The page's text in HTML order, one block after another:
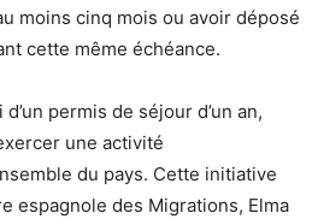
moins cinq mois ou avoir déposé
cette même échéance.
permis de séjour d’un an,
une activité
du pays. Cette initiative
espagnole des Migrations, Elma